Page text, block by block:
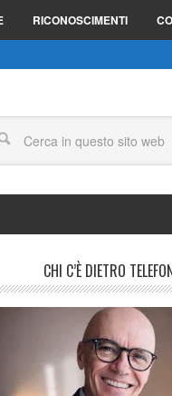
RICONOSCIMENTI
CHI C’È DIETRO